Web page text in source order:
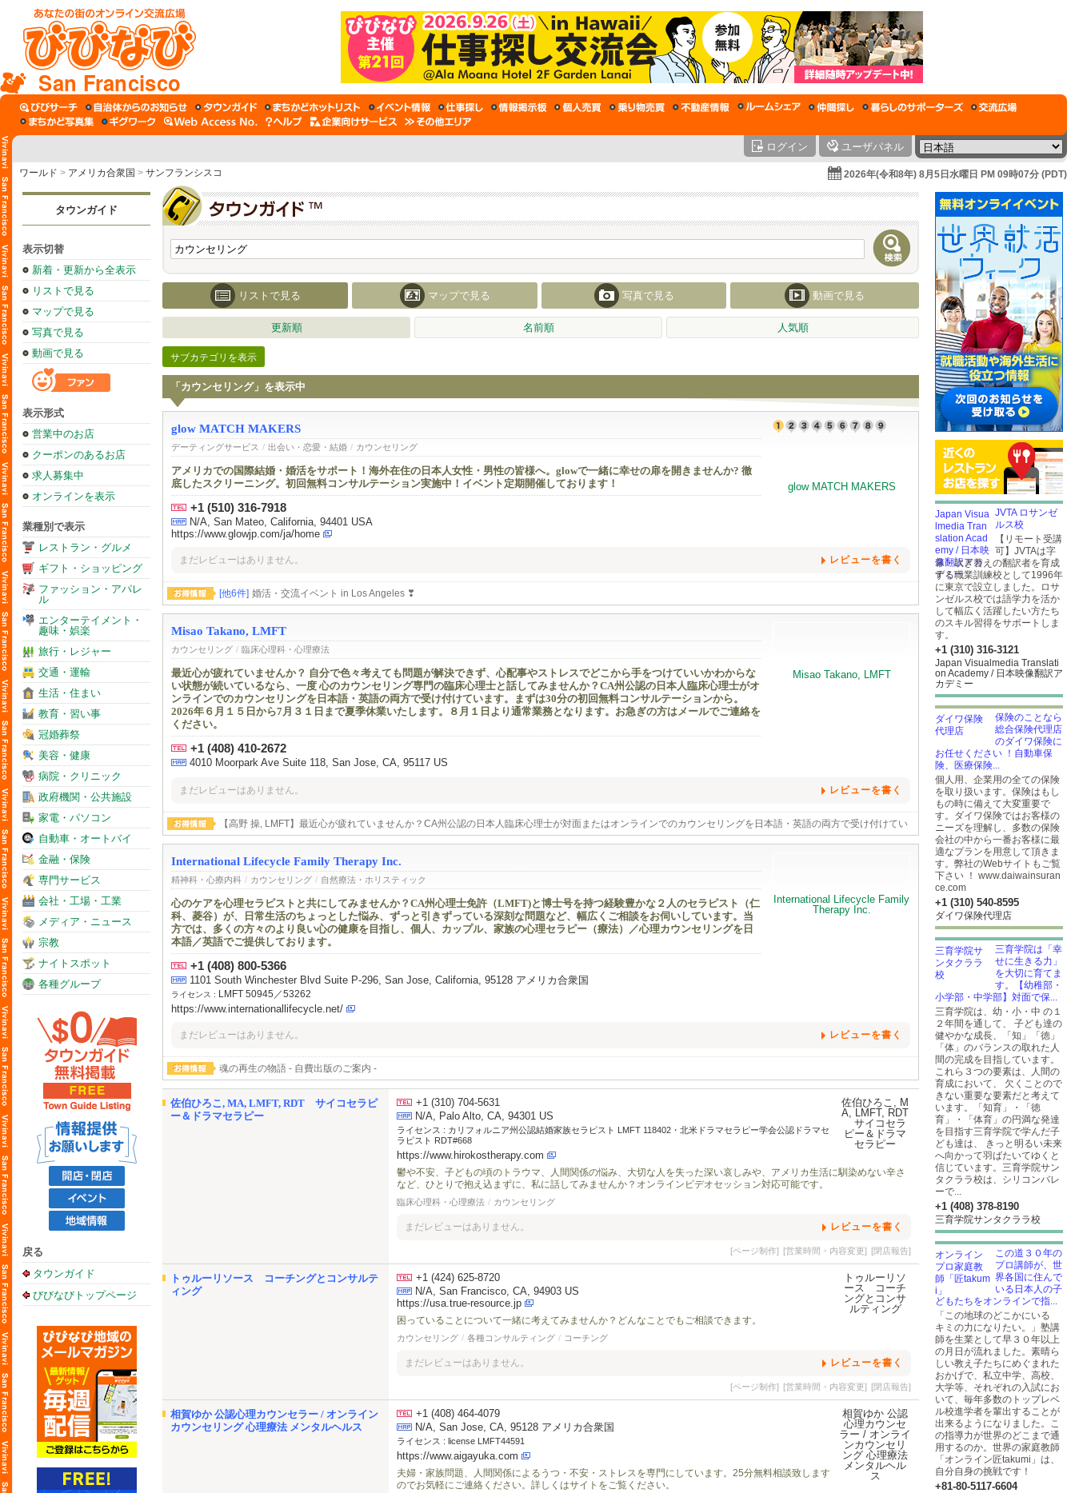
San Francisco
ログイン ユーザパネル
ワールド > アメリカ合衆国 > サンフランシスコ 2026年(令和8年) 8月5日水曜日 PM 09時07分 (PDT)
タウンガイド
表示切替
新着・更新から全表示
リストで見る
マップで見る
写真で見る
動画で見る
表示形式
営業中のお店
クーポンのあるお店
求人募集中
オンラインを表示
業種別で表示
レストラン・グルメ
ギフト・ショッピング
ファッション・アパレ
ル
エンターテイメント・
趣味・娯楽
旅行・レジャー
交通・運輸
生活・住まい
教育・習い事
冠婚葬祭
美容・健康
病院・クリニック
政府機関・公共施設
家電・パソコン
自動車・オートバイ
金融・保険
専門サービス
会社・工場・工業
メディア・ニュース
宗教
ナイトスポット
各種グループ
戻る
タウンガイド
びびなびトップページ
リストで見る マップで見る 写真で見る 動画で見る
更新順 名前順 人気順
サブカテゴリを表示
「カウンセリング」を表示中
glow MATCH MAKERS
デーティングサービス / 出会い・恋愛・結婚 / カウンセリング
アメリカでの国際結婚・婚活をサポート！海外在住の日本人女性・男性の皆様へ。glowで一緒に幸せの扉を開きませんか? 徹
底したスクリーニング。初回無料コンサルテーション実施中！イベント定期開催しております！
+1 (510) 316-7918
N/A, San Mateo, California, 94401 USA
https://www.glowjp.com/ja/home
まだレビューはありません。 レビューを書く
[他6件] 婚活・交流イベント in Los Angeles ❣
Misao Takano, LMFT
カウンセリング / 臨床心理科・心理療法
最近心が疲れていませんか？ 自分で色々考えても問題が解決できず、心配事やストレスでどこから手をつけていいかわからな
い状態が続いているなら、一度 心のカウンセリング専門の臨床心理士と話してみませんか？CA州公認の日本人臨床心理士がオ
ンラインでのカウンセリングを日本語・英語の両方で受け付けています。まずは30分の初回無料コンサルテーションから。
2026年６月１５日から7月３１日まで夏季休業いたします。８月１日より通常業務となります。お急ぎの方はメールでご連絡を
ください。
+1 (408) 410-2672
4010 Moorpark Ave Suite 118, San Jose, CA, 95117 US
まだレビューはありません。 レビューを書く
【高野 操, LMFT】最近心が疲れていませんか？CA州公認の日本人臨床心理士が対面またはオンラインでのカウンセリングを日本語・英語の両方で受け付けてい
ます。～まずは30分の初回無料コンサルテーションから～
International Lifecycle Family Therapy Inc.
精神科・心療内科 / カウンセリング / 自然療法・ホリスティック
心のケアを心理セラピストと共にしてみませんか？CA州心理士免許（LMFT)と博士号を持つ経験豊かな２人のセラピスト（仁
科、菱谷）が、日常生活のちょっとした悩み、ずっと引きずっている深刻な問題など、幅広くご相談をお伺いしています。当
方では、多くの方々のより良い心の健康を目指し、個人、カップル、家族の心理セラピー（療法）／心理カウンセリングを日
本語／英語でご提供しております。
+1 (408) 800-5366
1101 South Winchester Blvd Suite P-296, San Jose, California, 95128 アメリカ合衆国
ライセンス : LMFT 50945／53262
https://www.internationallifecycle.net/
まだレビューはありません。 レビューを書く
魂の再生の物語 - 自費出版のご案内 -
佐伯ひろこ, MA, LMFT, RDT サイコセラピ
ー＆ドラマセラピー
+1 (310) 704-5631
N/A, Palo Alto, CA, 94301 US
ライセンス : カリフォルニア州公認結婚家族セラピスト LMFT 118402・北米ドラマセラピー学会公認ドラマセ
ラピスト RDT#668
https://www.hirokostherapy.com
鬱や不安、子どもの頃のトラウマ、人間関係の悩み、大切な人を失った深い哀しみや、アメリカ生活に馴染めない辛さ
など、ひとりで抱え込まずに、私に話してみませんか？オンラインビデオセッション対応可能です。
臨床心理科・心理療法 / カウンセリング
まだレビューはありません。 レビューを書く
[ページ制作] [営業時間・内容変更] [閉店報告]
トゥルーリソース コーチングとコンサルテ
ィング
+1 (424) 625-8720
N/A, San Francisco, CA, 94903 US
https://usa.true-resource.jp
困っていることについて一緒に考えてみませんか？どんなことでもご相談できます。
カウンセリング / 各種コンサルティング / コーチング
まだレビューはありません。 レビューを書く
[ページ制作] [営業時間・内容変更] [閉店報告]
相賀ゆか 公認心理カウンセラー / オンライン
カウンセリング 心理療法 メンタルヘルス
+1 (408) 464-4079
N/A, San Jose, CA, 95128 アメリカ合衆国
ライセンス : license LMFT44591
https://www.aigayuka.com
夫婦・家族問題、人間関係によるうつ・不安・ストレスを専門にしています。25分無料相談致します
のでお気軽にご連絡ください。詳しくはサイトをご覧ください。
JVTA ロサンゼ
ルス校
【リモート受講
可】JVTAは字
幕・吹き替えの翻訳者を育成
する職業訓練校として1996年
に東京で設立しました。ロサ
ンゼルス校では語学力を活か
して幅広く活躍したい方たち
のスキル習得をサポートしま
す。
+1 (310) 316-3121
Japan Visualmedia Translati
on Academy / 日本映像翻訳ア
カデミー
保険のことなら
総合保険代理店
のダイワ保険に
お任せください ！自動車保
険、医療保険...
個人用、企業用の全ての保険
を取り扱います。保険はもし
もの時に備えて大変重要で
す。ダイワ保険ではお客様の
ニーズを理解し、多数の保険
会社の中から一番お客様に最
適なプランを用意して頂きま
す。弊社のWebサイトもご覧
下さい ！ www.daiwainsuran
ce.com
+1 (310) 540-8595
ダイワ保険代理店
三育学院は「幸
せに生きる力」
を大切に育てま
す。【幼稚部・
小学部・中学部】対面で保...
三育学院は、幼・小・中 の１
２年間を通して、 子ども達の
健やかな成長、「知」「徳」
「体」のバランスの取れた人
間の完成を目指しています。
これら３つの要素は、人間の
育成において、 欠くことので
きない重要な要素だと考えて
います。「知育」・「徳
育」・「体育」の円満な発達
を目指す三育学院で学んだ子
ども達は、 きっと明るい未来
へ向かって羽ばたいてゆくと
信じています。三育学院サン
タクララ校は、シリコンバレ
ーで...
+1 (408) 378-8190
三育学院サンタクララ校
この道３０年の
プロ講師が、世
界各国に住んで
いる日本人の子
どもたちをオンラインで指...
「この地球のどこかにいる
キミの力になりたい。」塾講
師を生業として早３０年以上
の月日が流れました。素晴ら
しい教え子たちにめぐまれた
おかげで、私立中学、高校、
大学等、それぞれの入試にお
いて、毎年多数のトップレベ
ル校進学者を輩出することが
出来るようになりました。こ
の指導力が世界のどこまで通
用するのか。世界の家庭教師
「オンライン匠takumi」は、
自分自身の挑戦です！
+81-80-5117-6604